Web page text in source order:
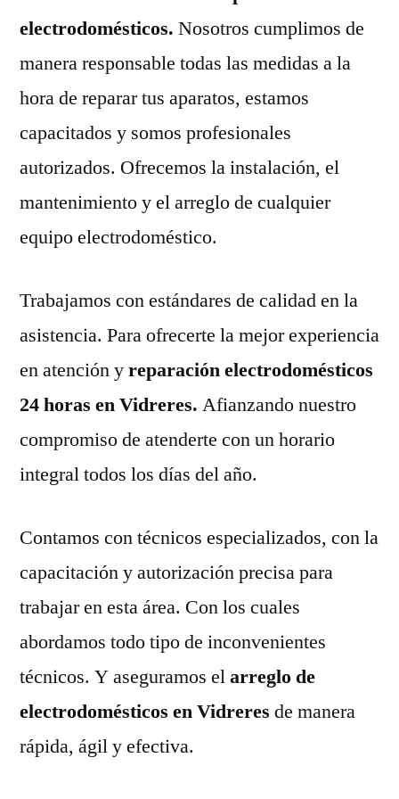
electrodomésticos. Nosotros cumplimos de
manera responsable todas las medidas a la
hora de reparar tus aparatos, estamos
capacitados y somos profesionales
autorizados. Ofrecemos la instalación, el
mantenimiento y el arreglo de cualquier
equipo electrodoméstico.
Trabajamos con estándares de calidad en la
asistencia. Para ofrecerte la mejor experiencia
en atención yreparación electrodomésticos
24 horas en Vidreres. Afianzando nuestro
compromiso de atenderte con un horario
integral todos los días del año.
Contamos con técnicos especializados, con la
capacitación y autorización precisa para
trabajar en esta área. Con los cuales
abordamos todo tipo de inconvenientes
técnicos. Y aseguramos elarreglo de
electrodomésticos en Vidreres de manera
rápida, ágil y efectiva.